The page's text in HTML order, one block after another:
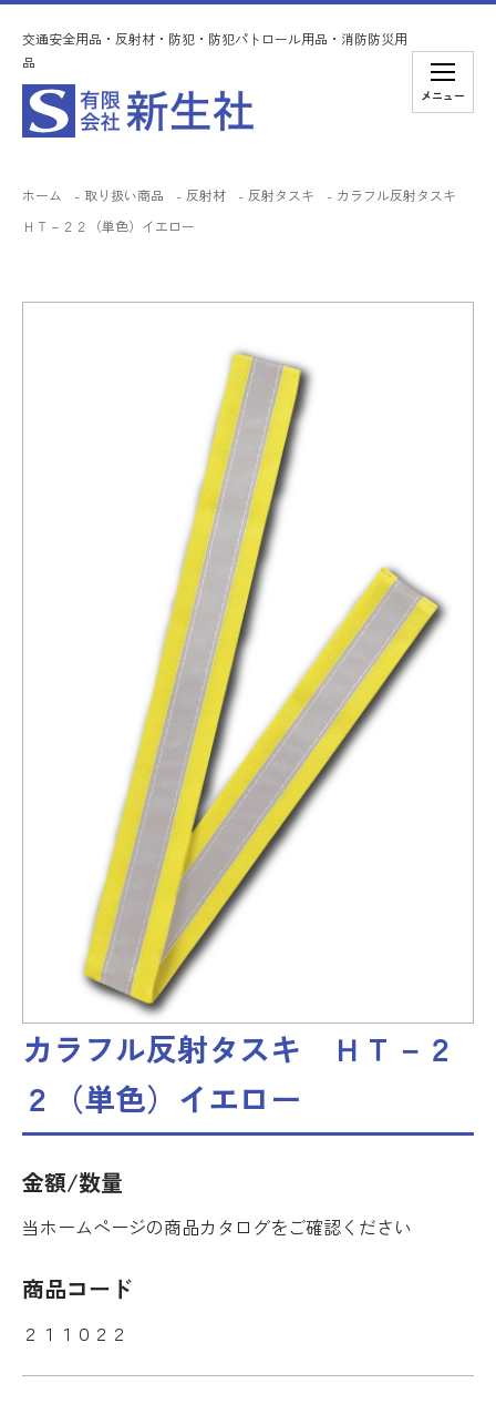
交通安全用品・反射材・防犯・防犯パトロール用品・消防防災用
品
メニュー
ホーム 取り扱い商品 反射材 反射タスキ
カラフル反射タスキ
ＨＴ－２２（単色）イエロー
カラフル反射タスキ ＨＴ－２
２（単色）イエロー
金額/数量
当ホームページの商品カタログをご確認ください
商品コード
２１１０２２